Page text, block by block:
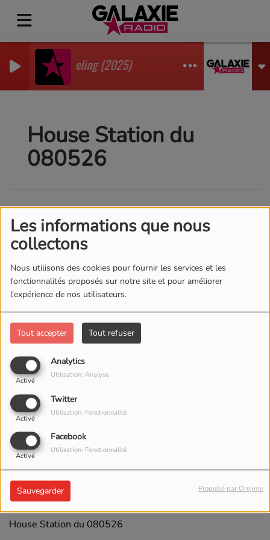
Les informations que nous
collectons
Nous utilisons des cookies pour fournir les services et les
fonctionnalités proposés sur notre site et pour améliorer
l'expérience de nos utilisateurs.
Tout accepter Tout refuser
Analytics
Activé
Utilisation: Analyse
Twitter
Activé
Utilisation: Fonctionnalité
Facebook
Activé
Utilisation: Fonctionnalité
Sauvegarder Propulsé par Orejime
Eddsax - Feeling (2025)
House Station du
080526
13 MAI 2026 - 1119 VUES
ÉCOUTER LE PODCAST TÉLÉCHARGER LE PODCAST
House Station du 080526